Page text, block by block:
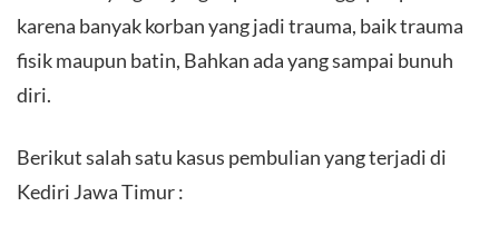
karena banyak korban yang jadi trauma, baik trauma
fisik maupun batin, Bahkan ada yang sampai bunuh
diri.
Berikut salah satu kasus pembulian yang terjadi di
Kediri Jawa Timur :